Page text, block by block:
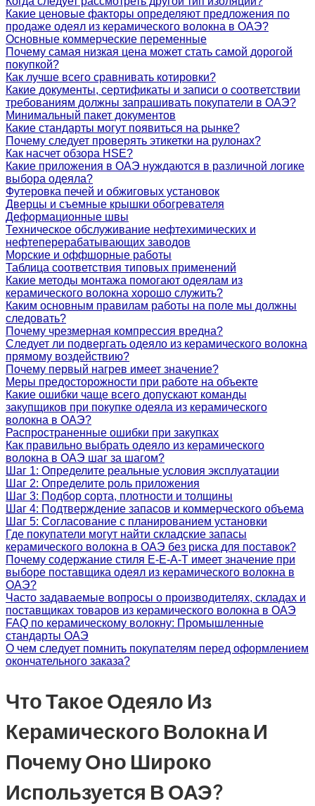
Какие ценовые факторы определяют предложения по
продаже одеял из керамического волокна в ОАЭ?
Основные коммерческие переменные
Почему самая низкая цена может стать самой дорогой
покупкой?
Как лучше всего сравнивать котировки?
Какие документы, сертификаты и записи о соответствии
требованиям должны запрашивать покупатели в ОАЭ?
Минимальный пакет документов
Какие стандарты могут появиться на рынке?
Почему следует проверять этикетки на рулонах?
Как насчет обзора HSE?
Какие приложения в ОАЭ нуждаются в различной логике
выбора одеяла?
Футеровка печей и обжиговых установок
Дверцы и съемные крышки обогревателя
Деформационные швы
Техническое обслуживание нефтехимических и
нефтеперерабатывающих заводов
Морские и оффшорные работы
Таблица соответствия типовых применений
Какие методы монтажа помогают одеялам из
керамического волокна хорошо служить?
Каким основным правилам работы на поле мы должны
следовать?
Почему чрезмерная компрессия вредна?
Следует ли подвергать одеяло из керамического волокна
прямому воздействию?
Почему первый нагрев имеет значение?
Меры предосторожности при работе на объекте
Какие ошибки чаще всего допускают команды
закупщиков при покупке одеяла из керамического
волокна в ОАЭ?
Распространенные ошибки при закупках
Как правильно выбрать одеяло из керамического
волокна в ОАЭ шаг за шагом?
Шаг 1: Определите реальные условия эксплуатации
Шаг 2: Определите роль приложения
Шаг 3: Подбор сорта, плотности и толщины
Шаг 4: Подтверждение запасов и коммерческого объема
Шаг 5: Согласование с планированием установки
Где покупатели могут найти складские запасы
керамического волокна в ОАЭ без риска для поставок?
Почему содержание стиля E-E-A-T имеет значение при
выборе поставщика одеял из керамического волокна в
ОАЭ?
Часто задаваемые вопросы о производителях, складах и
поставщиках товаров из керамического волокна в ОАЭ
FAQ по керамическому волокну: Промышленные
стандарты ОАЭ
О чем следует помнить покупателям перед оформлением
окончательного заказа?
Что Такое Одеяло Из
Керамического Волокна И
Почему Оно Широко
Используется В ОАЭ?